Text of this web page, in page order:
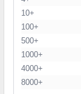
10+
100+
500+
1000+
4000+
8000+